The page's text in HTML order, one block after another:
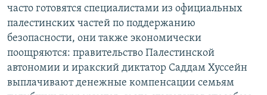
часто готовятся специалистами из официальных
палестинских частей по поддержанию
безопасности, они также экономически
поощряются: правительство Палестинской
автономии и иракский диктатор Саддам Хуссейн
выплачивают денежные компенсации семьям